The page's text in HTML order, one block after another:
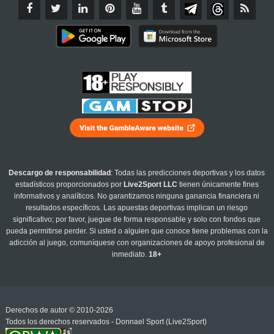
Descargo de responsabilidad : Todas las predicciones deportivas y los datos
estadísticos proporcionados por Live2Sport LLC tienen únicamente fines
informativos y analíticos. No garantizamos ninguna ganancia financiera ni
resultados específicos. Las apuestas deportivas implican un riesgo
significativo; por favor, juegue de forma responsable y solo con fondos que
pueda permitirse perder. Si usted o alguien que conoce tiene problemas con la
adicción al juego, comuníquese con organizaciones de apoyo profesional de
inmediato.18+
Derechos de autor © 2010-2026
Todos los derechos reservados - Donnael Sport (Live2Sport)